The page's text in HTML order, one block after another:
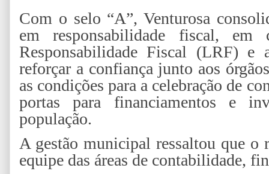
Com o selo “A”, Venturosa
em responsabilidade fiscal,
Responsabilidade Fiscal (LRF)
reforçar a confiança junto aos
as condições para a celebração de
portas para financiamentos e
população.
A gestão municipal ressaltou que o
equipe das áreas de contabilidade,